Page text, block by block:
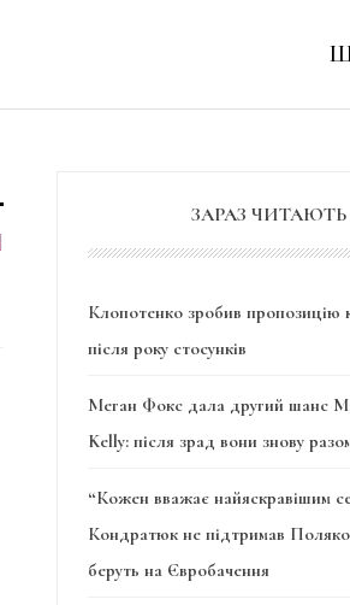
ЗАРАЗ ЧИТАЮТЬ
Клопотенко зробив пропозицію
після року стосунків
Меган Фокс дала другий шанс
Kelly: після зрад вони знову
“Кожен вважає найяскравішим
Кондратюк не підтримав
беруть на Євробачення